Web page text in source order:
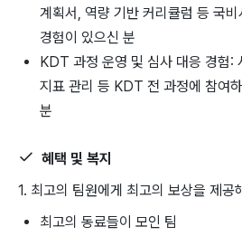
계획서, 역량 기반 커리큘럼 등 국
경험이 있으신 분
KDT 과정 운영 및 심사 대응 경험:
지표 관리 등 KDT 전 과정에 참여
분
혜택 및 복지
1. 최고의 팀원에게 최고의 보상을 제공
최고의 동료들이 모인 팀